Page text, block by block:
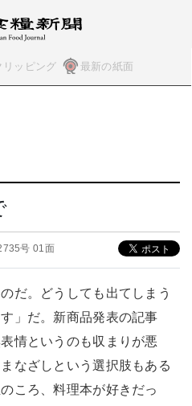
リッピング 最新の紙面
号 01面
だ。どうしても出てしまう
」だ。新商品発表の記事
情というのも収まりが悪
なざしという選択肢もある
ころ、料理本が好きだっ